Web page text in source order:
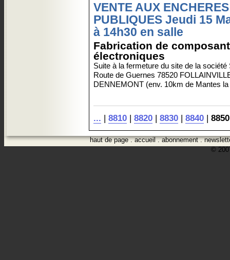
VENTE AUX ENCHERES
PUBLIQUES Jeudi 15
à 14h30 en salle
Fabrication de
électroniques
Suite à la fermeture du site de la
Route de Guernes 78520
DENNEMONT (env. 10km de Mantes la
... | 8810 | 8820 | 8830 | 8840 | 8850
haut de page.accueil.abonnement.
©